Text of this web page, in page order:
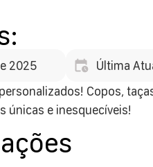
2025
Última
Copos,
únicas e inesquecíveis!